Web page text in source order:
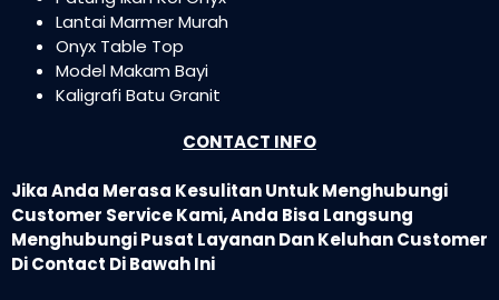
Lantai Marmer Murah
Onyx Table Top
Model Makam Bayi
Kaligrafi Batu Granit
CONTACT INFO
Jika Anda Merasa Kesulitan Untuk Menghubungi
Customer Service Kami, Anda Bisa Langsung
Menghubungi Pusat Layanan Dan Keluhan Customer
Di Contact Di Bawah Ini